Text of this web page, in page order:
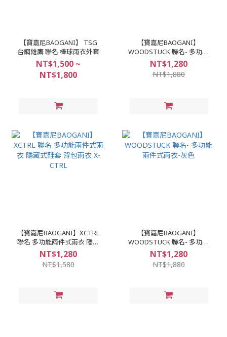
【寶嘉尼BAOGANI】 TSG
台鋼雄鷹 聯名 棒球雨衣外套
NT$1,500 ~
NT$1,800
【寶嘉尼BAOGANI】
WOODSTUCK 聯名- 多功能
兩件式雨衣-黑色
NT$1,280
NT$1,880
【寶嘉尼BAOGANI】XCTRL
聯名 多功能兩件式雨衣 隱藏
式鞋套 背包雨衣 X-CTRL
NT$1,280
NT$1,580
【寶嘉尼BAOGANI】
WOODSTUCK 聯名- 多功能
兩件式雨衣-灰色
NT$1,280
NT$1,880